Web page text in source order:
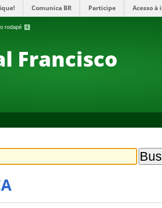
rodapé 4
Comunica BR Participe Acesso à
Francisco